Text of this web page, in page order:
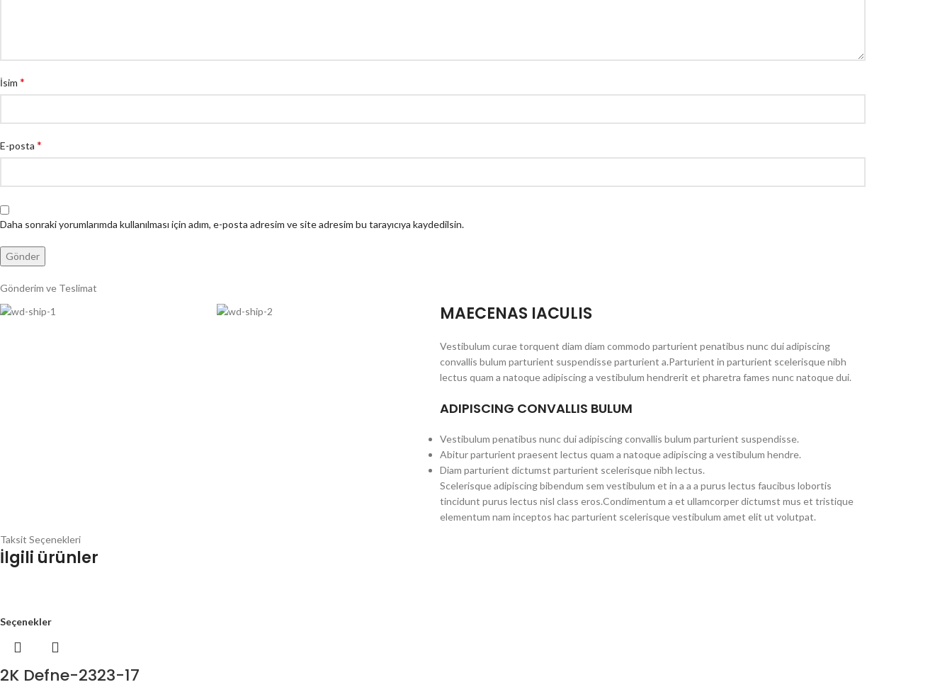
İsim *
E-posta *
Daha sonraki yorumlarımda kullanılması için adım, e-posta adresim ve site adresim bu tarayıcıya kaydedilsin.
Gönderim ve Teslimat
MAECENAS IACULIS
Vestibulum curae torquent diam diam commodo parturient penatibus nunc dui adipiscing
convallis bulum parturient suspendisse parturient a.Parturient in parturient scelerisque nibh
lectus quam a natoque adipiscing a vestibulum hendrerit et pharetra fames nunc natoque dui.
ADIPISCING CONVALLIS BULUM
Vestibulum penatibus nunc dui adipiscing convallis bulum parturient suspendisse.
Abitur parturient praesent lectus quam a natoque adipiscing a vestibulum hendre.
Diam parturient dictumst parturient scelerisque nibh lectus.
Scelerisque adipiscing bibendum sem vestibulum et in a a a purus lectus faucibus lobortis
tincidunt purus lectus nisl class eros.Condimentum a et ullamcorper dictumst mus et tristique
elementum nam inceptos hac parturient scelerisque vestibulum amet elit ut volutpat.
Taksit Seçenekleri
İlgili ürünler
Seçenekler
2K Defne-2323-17